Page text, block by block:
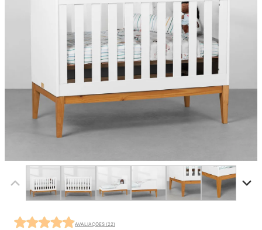
AVALIAÇÕES (22)